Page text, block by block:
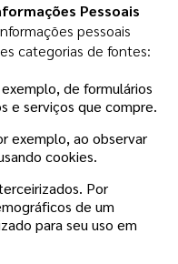
Pessoais
pessoais
categorias de fontes:
de formulários
e serviços que compre.
exemplo, ao observar
cookies.
Por
de um
para seu uso em